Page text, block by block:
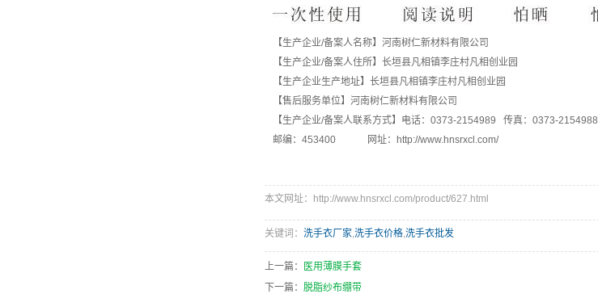
【生产企业/备案人名称】河南树仁新材料有限公司
【生产企业/备案人住所】长垣县凡相镇李庄村凡相创业园
【生产企业生产地址】长垣县凡相镇李庄村凡相创业园
【售后服务单位】河南树仁新材料有限公司
【生产企业/备案人联系方式】电话：0373-2154989 传真：0373-2154988
邮编：453400 网址：http://www.hnsrxcl.com/
本文网址：http://www.hnsrxcl.com/product/627.html
关键词： 洗手衣厂家,洗手衣价格,洗手衣批发
上一篇：
医用薄膜手套
下一篇： 脱脂纱布绷带